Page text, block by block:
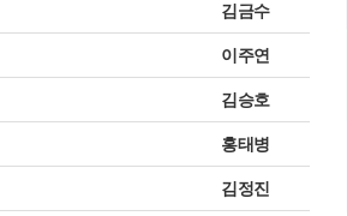
김금수
이주연
김승호
홍태병
김정진